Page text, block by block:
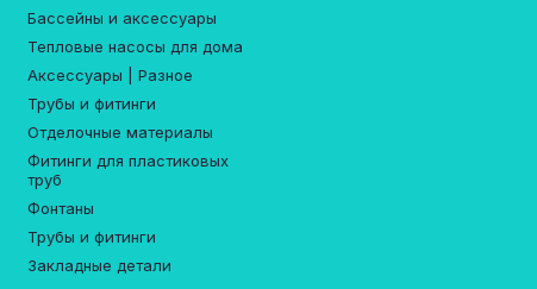
Бассейны и аксессуары
Тепловые насосы для дома
Аксессуары | Разное
Трубы и фитинги
Отделочные материалы
Фитинги для пластиковых
труб
Фонтаны
Трубы и фитинги
Закладные детали